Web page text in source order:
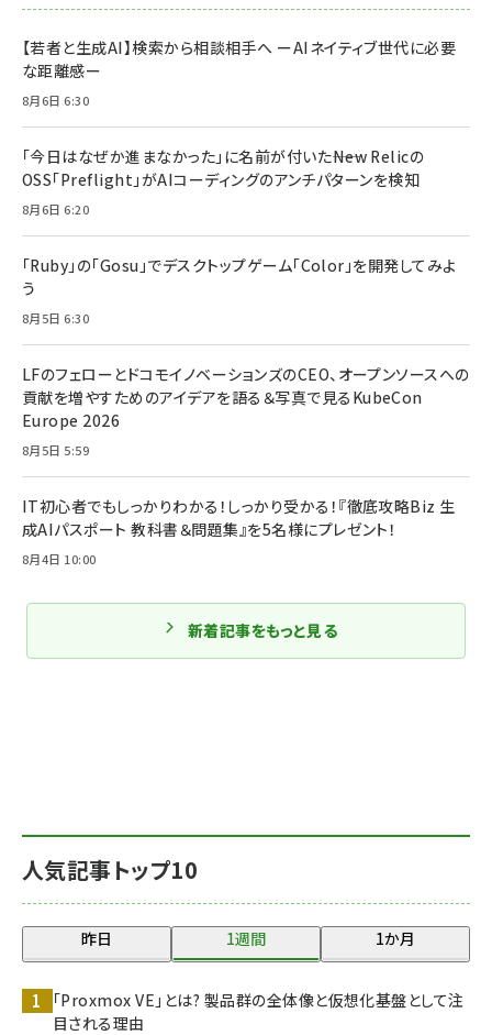
人気記事トップ10
昨日 1週間 1か月
「Proxmox VE」とは? 製品群の全体像と仮想化基盤として注
目される理由
【若者と生成AI】検索から相談相手へ ーAIネイティブ世代に必要
な距離感ー
8月6日 6:30
「今日はなぜか進まなかった」に名前が付いた――New Relicの
OSS「Preflight」がAIコーディングのアンチパターンを検知
8月6日 6:20
「Ruby」の「Gosu」でデスクトップゲーム「Color」を開発してみよ
う
8月5日 6:30
LFのフェローとドコモイノベーションズのCEO、オープンソースへの
貢献を増やすためのアイデアを語る＆写真で見るKubeCon
Europe 2026
8月5日 5:59
IT初心者でもしっかりわかる！しっかり受かる！『徹底攻略Biz 生
成AIパスポート 教科書＆問題集』を5名様にプレゼント！
8月4日 10:00
新着記事をもっと見る